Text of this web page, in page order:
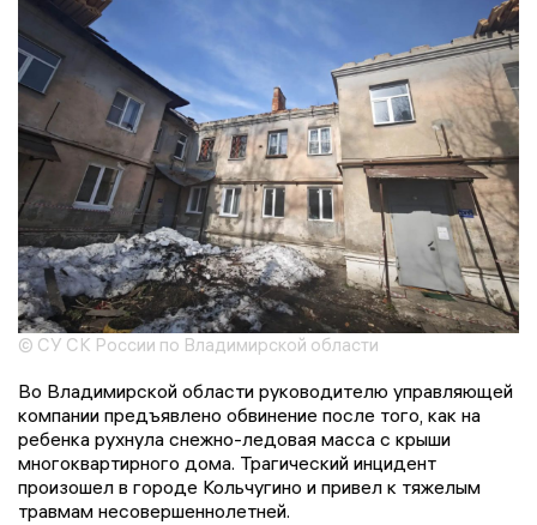
© СУ СК России по Владимирской области
Во Владимирской области руководителю управляющей
компании предъявлено обвинение после того, как на
ребенка рухнула снежно-ледовая масса с крыши
многоквартирного дома. Трагический инцидент
произошел в городе Кольчугино и привел к тяжелым
травмам несовершеннолетней.